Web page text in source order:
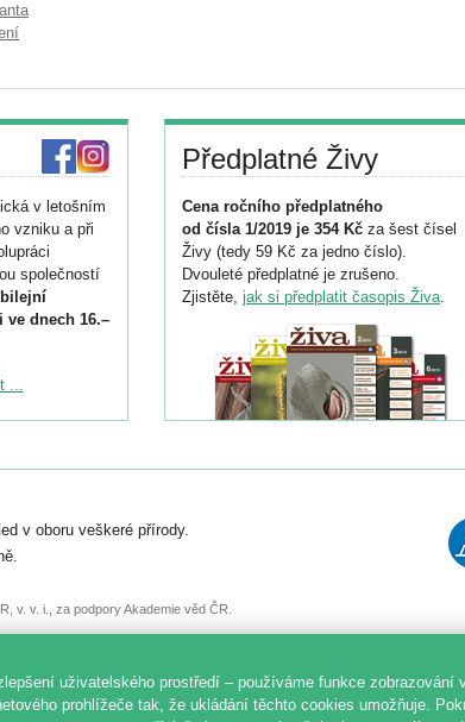
v letošním
vzniku a při
společností
dnech 16.–
září.
nebo
...
Předplatné Živy
Cena ročního předplatného
od čísla 1/2019 je 354 Kč za šest čísel
Živy (tedy 59 Kč za jedno číslo).
Dvouleté předplatné je zrušeno.
Zjistěte, jak si předplatit časopis Živa.
v oboru veškeré přírody.
v. v. i., za podpory Akademie věd ČR.
uživatelského prostředí – používáme funkce
prohlížeče tak, že ukládání těchto cookies umožňuje.